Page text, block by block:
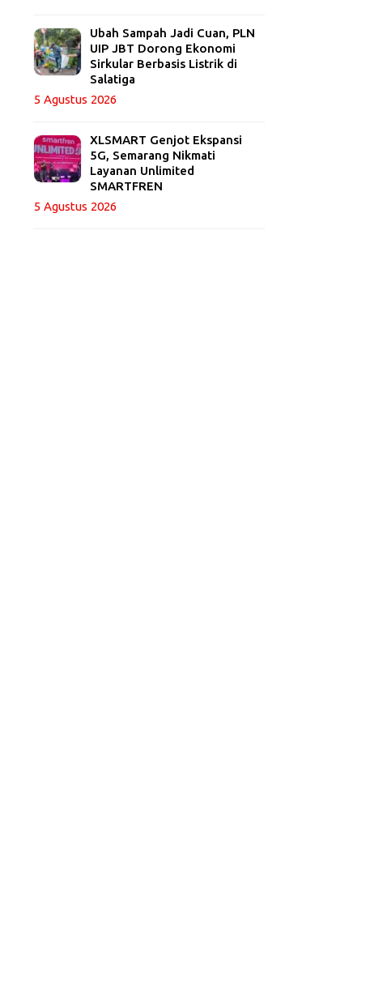
Ubah Sampah Jadi Cuan, PLN
UIP JBT Dorong Ekonomi
Sirkular Berbasis Listrik di
Salatiga
5 Agustus 2026
XLSMART Genjot Ekspansi
5G, Semarang Nikmati
Layanan Unlimited
SMARTFREN
5 Agustus 2026